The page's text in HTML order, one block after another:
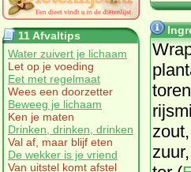
11 Afvaltips
Water zuivert je lichaam
Let op je voeding
Eet met regelmaat
Wees een doorzetter
Beweeg je lichaam
Ken je maten
Drinken, drinken, drinken
Val af, maar blijf eten
De wekker is je vriend
Van uitstel komt afstel